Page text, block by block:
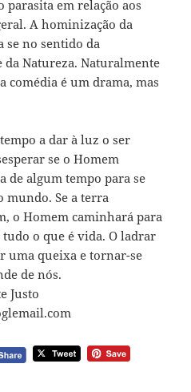
parasita em relação aos
A hominização da
se no sentido da
Natureza. Naturalmente
comédia é um drama, mas
a dar à luz o ser
se o Homem
de algum tempo para se
mundo. Se a terra
o Homem caminhará para
o que é vida. O ladrar
uma queixa e tornar-se
de nós.
Justo